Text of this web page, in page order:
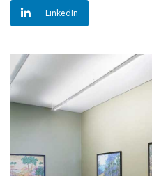
LinkedIn